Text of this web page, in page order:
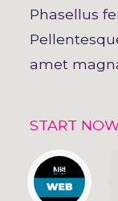
Phasellus
amet
START